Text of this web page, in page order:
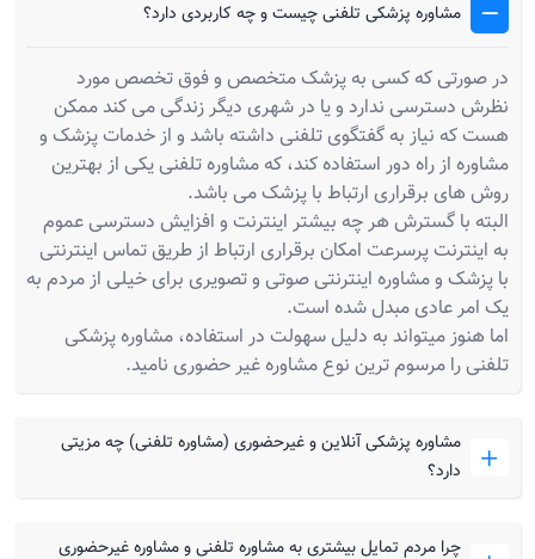
مشاوره پزشکی تلفنی چیست و چه کاربردی دارد؟
در صورتی که کسی به پزشک متخصص و فوق تخصص مورد
نظرش دسترسی ندارد و یا در شهری دیگر زندگی می کند ممکن
هست که نیاز به گفتگوی تلفنی داشته باشد و از خدمات پزشک و
مشاوره از راه دور استفاده کند، که مشاوره تلفنی یکی از بهترین
روش های برقراری ارتباط با پزشک می باشد.
البته با گسترش هر چه بیشتر اینترنت و افزایش دسترسی عموم
به اینترنت پرسرعت امکان برقراری ارتباط از طریق تماس اینترنتی
با پزشک و مشاوره اینترنتی صوتی و تصویری برای خیلی از مردم به
یک امر عادی مبدل شده است.
اما هنوز میتواند به دلیل سهولت در استفاده، مشاوره پزشکی
تلفنی را مرسوم ترین نوع مشاوره غیر حضوری نامید.
مشاوره پزشکی آنلاین و غیرحضوری (مشاوره تلفنی) چه مزیتی
دارد؟
چرا مردم تمایل بیشتری به مشاوره تلفنی و مشاوره غیرحضوری